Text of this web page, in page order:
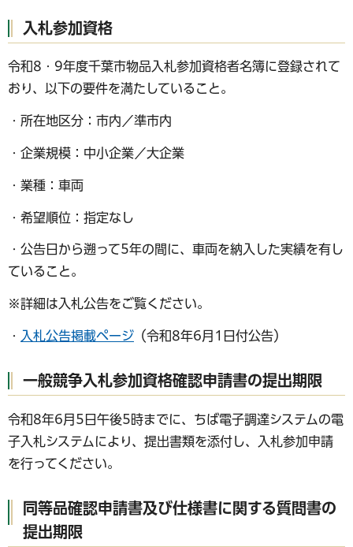
入札参加資格
令和8・9年度千葉市物品入札参加資格者名簿に登録されて
おり、以下の要件を満たしていること。
・所在地区分：市内／準市内
・企業規模：中小企業／大企業
・業種：車両
・希望順位：指定なし
・公告日から遡って5年の間に、車両を納入した実績を有し
ていること。
※詳細は入札公告をご覧ください。
・ 入札公告掲載ページ （令和8年6月1日付公告）
一般競争入札参加資格確認申請書の提出期限
令和8年6月5日午後5時までに、ちば電子調達システムの電
子入札システムにより、提出書類を添付し、入札参加申請
を行ってください。
同等品確認申請書及び仕様書に関する質問書の
提出期限